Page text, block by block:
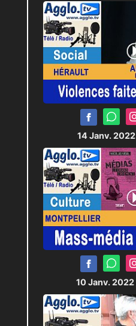
14 Janv. 2022
10 Janv. 2022